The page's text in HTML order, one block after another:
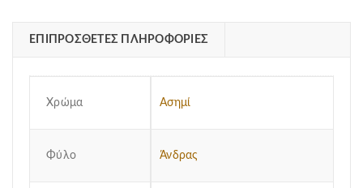
ΕΠΙΠΡΌΣΘΕΤΕΣ ΠΛΗΡΟΦΟΡΊΕΣ
Χρώμα Ασημί
Φύλο Άνδρας